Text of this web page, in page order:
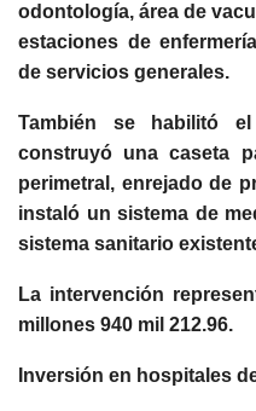
odontología, área de
estaciones de
de servicios generales.
También se habilitó
construyó una caseta
perimetral, enrejado de
instaló un sistema de
sistema sanitario
La intervención
millones 940 mil 212.96.
Inversión en hospitales